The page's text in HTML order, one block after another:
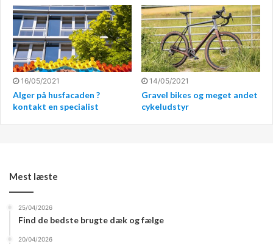
Søg rundt og du skal finde
16/05/2021
Alger på husfacaden ?
kontakt en specialist
14/05/2021
Gravel bikes og meget andet
cykeludstyr
Mest læste
25/04/2026
Find de bedste brugte dæk og fælge
20/04/2026